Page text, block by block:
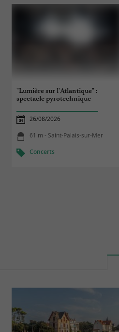
"Lumière sur l'Atlantique" :
spectacle pyrotechnique
26/08/2026
61 m - Saint-Palais-sur-Mer
Concerts